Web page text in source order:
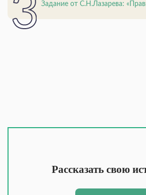
Задание от С.Н.Лазарева:
Рассказать свою